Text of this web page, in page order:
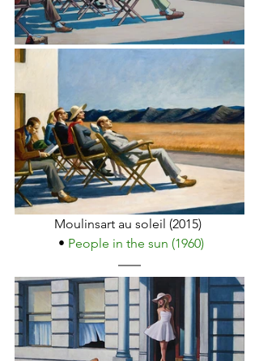
Moulinsart au soleil (2015)
• People in the sun (1960)